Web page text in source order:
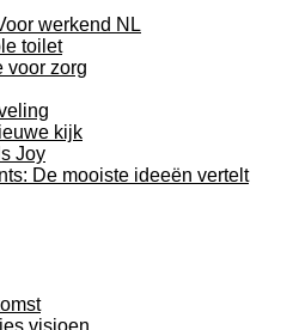
werkend NL
toilet
voor zorg
kijk
Joy
De mooiste ideeën vertelt
visioen